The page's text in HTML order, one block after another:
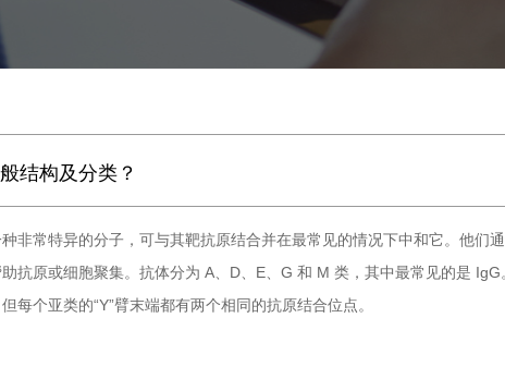
结构及分类？
非常特异的分子，可与其靶抗原结合并在最常见的情况下中和它。他
抗原或细胞聚集。抗体分为 A、D、E、G 和 M 类，其中最常见的是
每个亚类的“Y”臂末端都有两个相同的抗原结合位点。